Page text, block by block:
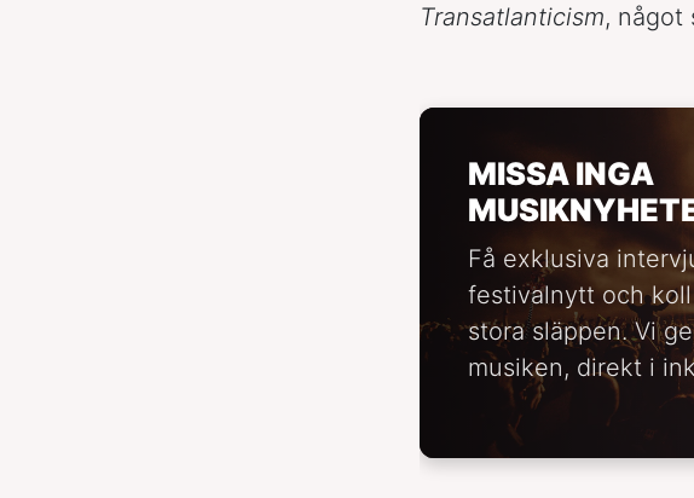
Transatlanticism, något
MISSA INGA
Få exklusiva
festivalnytt och
stora släppen. Vi
musiken, direkt i